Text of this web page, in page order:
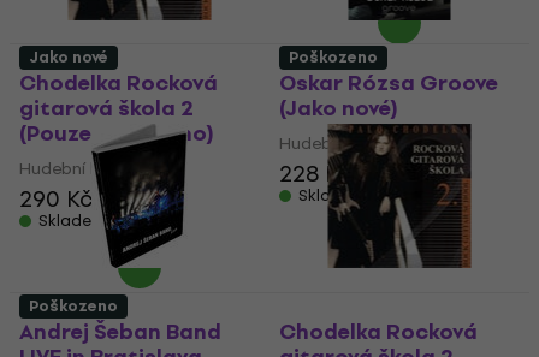
Chodelka Rocková
gitarová škola 2
(Pouze rozbaleno)
Hudební literatura
290 Kč
Skladem
Oskar Rózsa Groove
(Jako nové)
Hudební literatura
228 Kč269 Kč
Skladem
Jako nové
Andrej Šeban Band
Poškozeno
Chodelka Rocková
Poškozeno